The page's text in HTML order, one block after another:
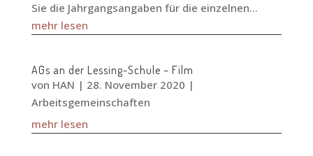
Sie die Jahrgangsangaben für die einzelnen...
mehr lesen
AGs an der Lessing-Schule – Film
von HAN | 28. November 2020 |
Arbeitsgemeinschaften
mehr lesen